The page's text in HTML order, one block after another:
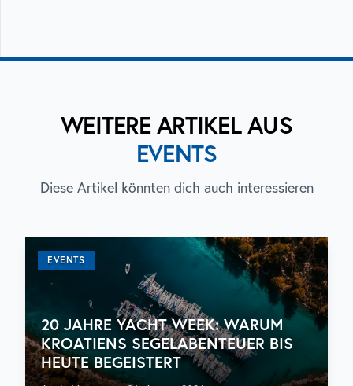
WEITERE ARTIKEL AUS
EVENTS
Diese Artikel könnten dich auch interessieren
EVENTS
20 JAHRE YACHT WEEK: WARUM
KROATIENS SEGELABENTEUER BIS
HEUTE BEGEISTERT